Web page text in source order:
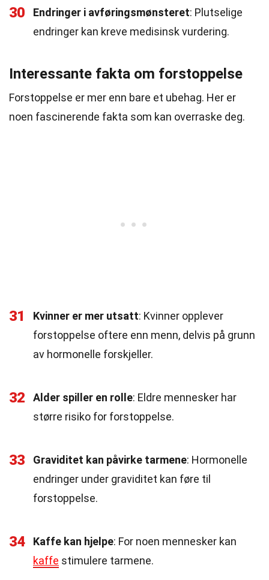
30 Endringer i avføringsmønsteret: Plutselige
endringer kan kreve medisinsk vurdering.
Interessante fakta om forstoppelse
Forstoppelse er mer enn bare et ubehag. Her er
noen fascinerende fakta som kan overraske deg.
31 Kvinner er mer utsatt: Kvinner opplever
forstoppelse oftere enn menn, delvis på grunn
av hormonelle forskjeller.
32 Alder spiller en rolle: Eldre mennesker har
større risiko for forstoppelse.
33 Graviditet kan påvirke tarmene: Hormonelle
endringer under graviditet kan føre til
forstoppelse.
34 Kaffe kan hjelpe: For noen mennesker kan
kaffe stimulere tarmene.